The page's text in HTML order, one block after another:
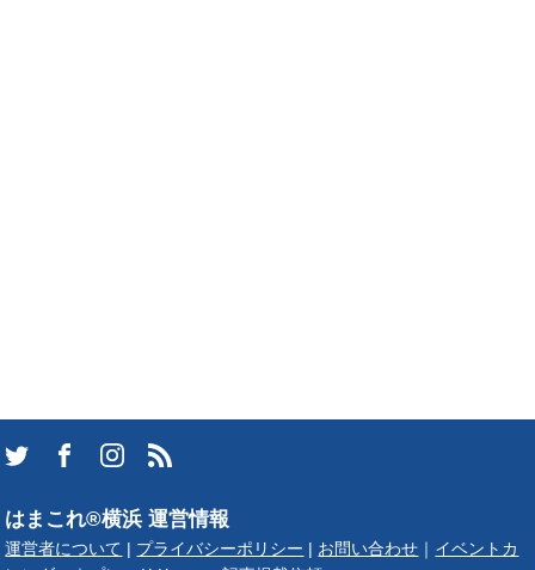
はまこれ®横浜 運営情報
運営者について プライバシーポリシー お問い合わせ
イベントカ